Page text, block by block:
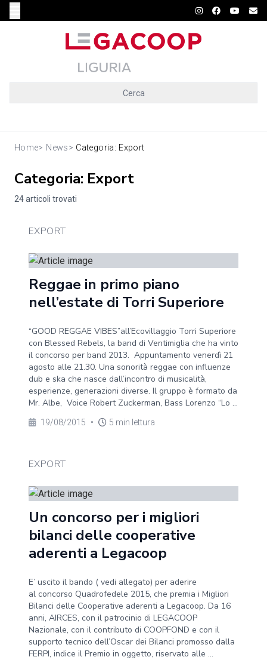
Cerca
Home> News> Categoria: Export
Categoria: Export
24 articoli trovati
EXPORT
Reggae in primo piano
nell’estate di Torri Superiore
“GOOD REGGAE VIBES”all’Ecovillaggio Torri Superiore
con Blessed Rebels, la band di Ventimiglia che ha vinto
il concorso per band 2013. Appuntamento venerdì 21
agosto alle 21.30. Una sonorità reggae con influenze
dub e ska che nasce dall’incontro di musicalità,
esperienze, generazioni diverse. Il gruppo è formato da
Mr. Albe, Voice Robert Zuckerman, Bass Lorenzo “Lo ...
19/08/2015 • 5 min lettura
EXPORT
Un concorso per i migliori
bilanci delle cooperative
aderenti a Legacoop
E’ uscito il bando ( vedi allegato) per aderire
al concorso Quadrofedele 2015, che premia i Migliori
Bilanci delle Cooperative aderenti a Legacoop. Da 16
anni, AIRCES, con il patrocinio di LEGACOOP
Nazionale, con il contributo di COOPFOND e con il
supporto tecnico dell’Oscar dei Bilanci promosso dalla
FERPI, indice il Premio in oggetto, riservato alle ...